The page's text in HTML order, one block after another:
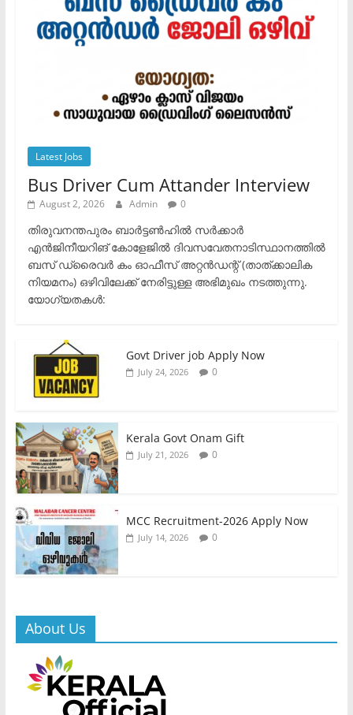
Latest Jobs
Bus Driver Cum Attander Interview
August 2, 2026 Admin 0
തിരുവനന്തപുരം ബാർട്ടൺഹിൽ സർക്കാർ
എൻജിനീയറിങ് കോളേജിൽ ദിവസവേതനാടിസ്ഥാനത്തിൽ
ബസ് ഡ്രൈവർ കം ഓഫീസ് അറ്റൻഡന്റ് (താത്ക്കാലിക
നിയമനം) ഒഴിവിലേക്ക് നേരിട്ടുള്ള അഭിമുഖം നടത്തുന്നു.​
യോഗ്യതകൾ:
Govt Driver job Apply Now
July 24, 2026 0
Kerala Govt Onam Gift
July 21, 2026 0
MCC Recruitment-2026 Apply Now
July 14, 2026 0
About Us